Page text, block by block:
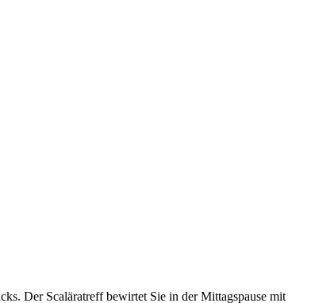
Der Scaläratreff bewirtet Sie in der Mittagspause mit